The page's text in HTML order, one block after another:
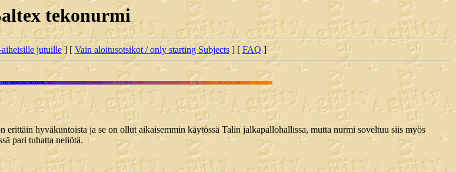
tekonurmi
jutuille] [ Vain aloitusotsikot / only starting Subjects] [ FAQ ]
hyväkuntoista ja se on ollut aikaisemmin käytössä Talin jalkapallohallissa, mutta nurmi soveltuu siis myös
pari tuhatta neliötä.